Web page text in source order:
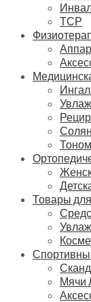
ТСР
Товары
Мячи